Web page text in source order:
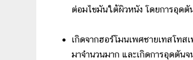
ต่อมไขมันใต้ผิวหนัง โดยการอุดตั
เกิดจากฮอร์โมนเพศชายเทสโท
มาจำนวนมาก และเกิดการอุดตัน